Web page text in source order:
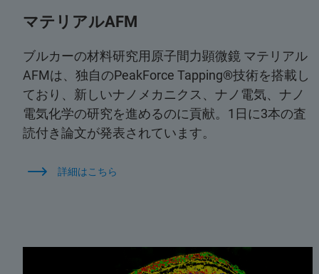
マテリアルAFM
ブルカーの材料研究用原子間力顕微鏡 マテリアル
AFMは、独自のPeakForce Tapping®技術を搭載し
ており、新しいナノメカニクス、ナノ電気、ナノ
電気化学の研究を進めるのに貢献。1日に3本の査
読付き論文が発表されています。
詳細はこちら